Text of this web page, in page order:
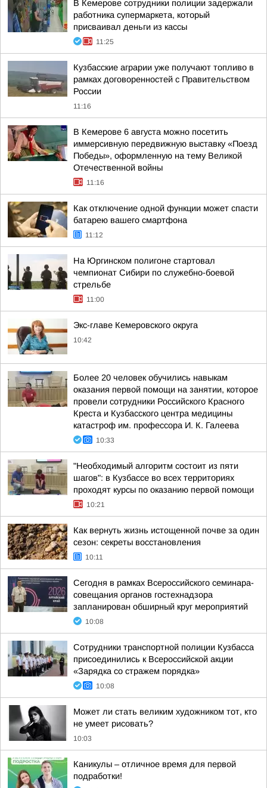
В Кемерове сотрудники полиции задержали
работника супермаркета, который
присваивал деньги из кассы
11:25
Кузбасские аграрии уже получают топливо в
рамках договоренностей с Правительством
России
11:16
В Кемерове 6 августа можно посетить
иммерсивную передвижную выставку «Поезд
Победы», оформленную на тему Великой
Отечественной войны
11:16
Как отключение одной функции может спасти
батарею вашего смартфона
11:12
На Юргинском полигоне стартовал
чемпионат Сибири по служебно-боевой
стрельбе
11:00
Экс-главе Кемеровского округа
10:42
Более 20 человек обучились навыкам
оказания первой помощи на занятии, которое
провели сотрудники Российского Красного
Креста и Кузбасского центра медицины
катастроф им. профессора И. К. Галеева
10:33
"Необходимый алгоритм состоит из пяти
шагов": в Кузбассе во всех территориях
проходят курсы по оказанию первой помощи
10:21
Как вернуть жизнь истощенной почве за один
сезон: секреты восстановления
10:11
Сегодня в рамках Всероссийского семинара-
совещания органов гостехнадзора
запланирован обширный круг мероприятий
10:08
Сотрудники транспортной полиции Кузбасса
присоединились к Всероссийской акции
«Зарядка со стражем порядка»
10:08
Может ли стать великим художником тот, кто
не умеет рисовать?
10:03
Каникулы – отличное время для первой
подработки!